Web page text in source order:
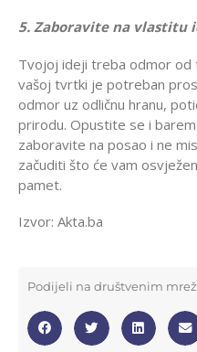
5. Zaboravite na vlastitu
Tvojoj ideji treba odmor od
vašoj tvrtki je potreban
odmor uz odličnu hranu,
prirodu. Opustite se i
zaboravite na posao i ne
začuditi što će vam
pamet.
Izvor: Akta.ba
Podijeli na društvenim